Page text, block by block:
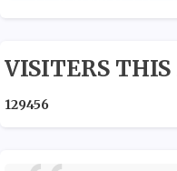
VISITERS
129456